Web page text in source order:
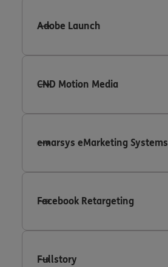
Adobe Launch
CND Motion Media
emarsys eMarketing Systems
Facebook Retargeting
Fullstory